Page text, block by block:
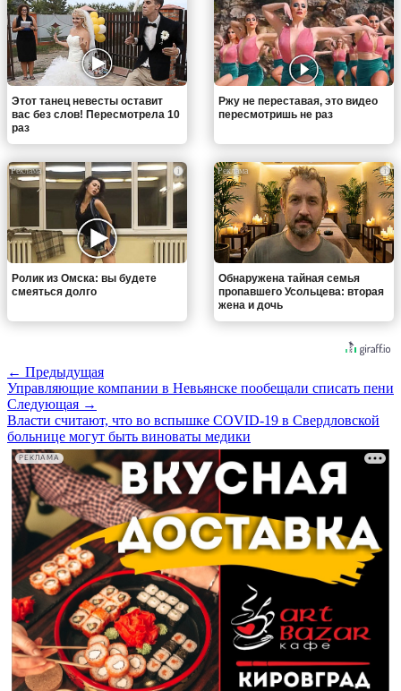
Этот танец невесты оставит
вас без слов! Пересмотрела 10
раз
Ржу не переставая, это видео
пересмотришь не раз
i
Ролик из Омска: вы будете
смеяться долго
i
Обнаружена тайная семья
пропавшего Усольцева: вторая
жена и дочь
← Предыдущая
Управляющие компании в Невьянске пообещали списать пени
Следующая →
Власти считают, что во вспышке COVID-19 в Свердловской
больнице могут быть виноваты медики
РЕКЛАМА